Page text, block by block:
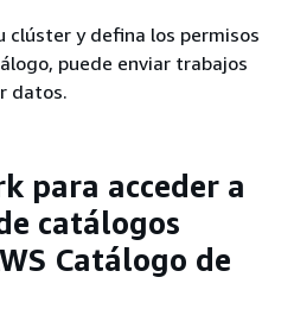
clúster y defina los permisos
puede enviar trabajos
datos.
para acceder a
catálogos
Catálogo de